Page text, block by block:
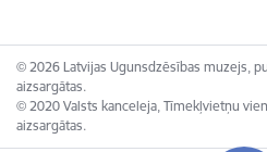
© 2026 Latvijas Ugunsdzēsības muzejs,
aizsargātas.
© 2020 Valsts kanceleja, Tīmekļvietņu
aizsargātas.